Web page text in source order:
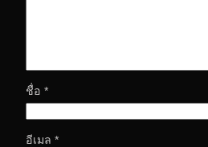
ชื่อ *
อีเมล *